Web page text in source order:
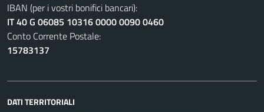
IBAN (per i vostri bonifici bancari):
IT 40 G 06085 10316 0000 0090 0460
Conto Corrente Postale:
15783137
DATI TERRITORIALI